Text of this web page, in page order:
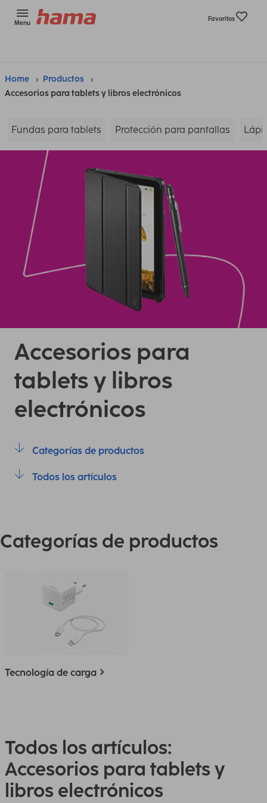
Menu
Favoritos
Home
Productos
Accesorios para tablets y libros electrónicos
Fundas para tablets Protección para pantallas
Accesorios para
tablets y libros
electrónicos
Categorías de productos
Todos los artículos
Categorías de productos
Tecnología de carga
Todos los artículos:
Accesorios para tablets y
libros electrónicos